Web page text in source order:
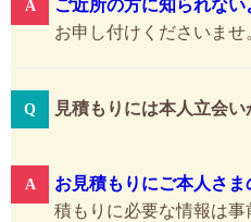
ご近所の方に知られない
お申し付けくださいませ
見積もりには本人立会
お見積もりにご本人さま
積もりに必要な情報は